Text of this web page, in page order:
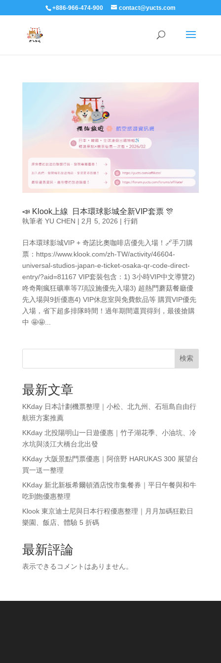
+886-966-474-900 contact@yucts.com
📣 Klook上線 日本環球影城全新VIP套票 🎊
執筆者 YU CHEN | 2月 5, 2026 | 行銷
日本環球影城VIP + 奇諾比奧咖啡店優先入場！🔗手刀購
票：https://www.klook.com/zh-TW/activity/46604-
universal-studios-japan-e-ticket-osaka-qr-code-direct-
entry/?aid=81167 VIP套裝包含：1) 3小時VIP中文導覽2)
咚奇剛瘋狂礦車等7項設施優先入場3) 超熱門蘑菇餐廳優
先入場與9折優惠4) VIP休息室與免費飲品等 購買VIP優先
入場，省下超多排隊時間！過年期間還買得到，最後搶購
中 🤩🤩...
検索
最新文章
KKday 日本計劃機票整理｜小松、北九州、石垣島自由行
航班方案推薦
KKday 北投陽明山一日遊優惠｜竹子湖花季、小油坑、冷
水坑與淡江大橋台北出發
KKday 大阪景點門票優惠｜阿倍野 HARUKAS 300 展望台
買一送一整理
KKday 新北新板希爾頓酒店悅市集餐券｜平日午餐與和牛
吃到飽優惠整理
Klook 東京迪士尼與日本行程優惠整理｜月月加碼狂歡日
樂園、飯店、體驗 5 折碼
最新評論
表示できるコメントはありません。